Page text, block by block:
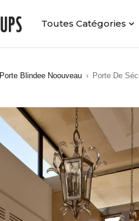
Toutes Catégories
Porte Blindee Noouveau › Porte De